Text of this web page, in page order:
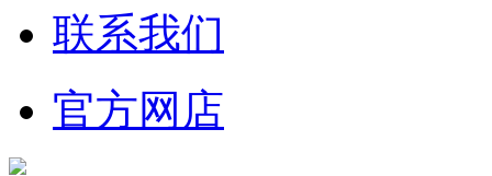
联系我们
官方网店